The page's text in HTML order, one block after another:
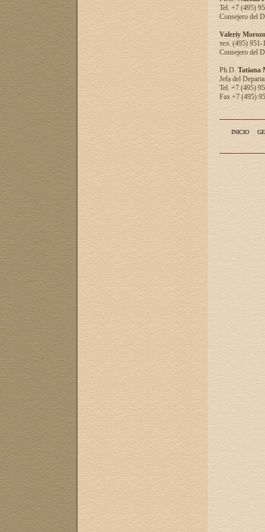
Tel. +7 (495)
Consejero del
Valeriy
тел. (495) 951-
Consejero del
Ph.D. Tatiana
Jefa del
Tel. +7 (495)
Fax +7 (495)
INICIO